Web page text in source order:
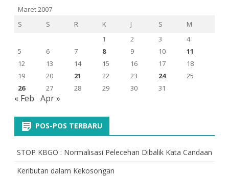
Maret 2007
S
S R K J S
M
1
2 3
4
5
6 7 8 9 10
11
12
13 14 15 16 17
18
19
20 21 22 23 24
25
26
27 28 29 30 31
« Feb Apr »
POS-POS TERBARU
STOP KBGO : Normalisasi Pelecehan Dibalik Kata Candaan
Keributan dalam Kekosongan